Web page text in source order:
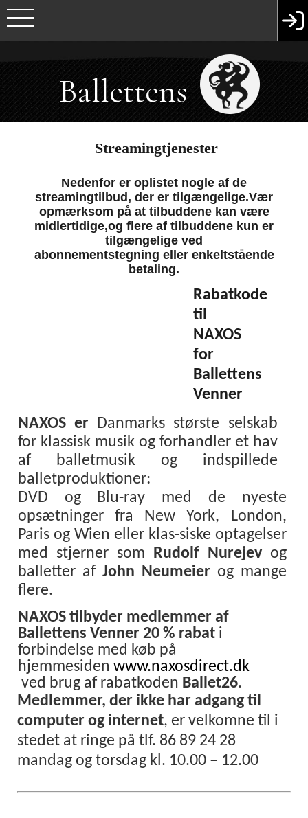
Ballettens
Venner
Streamingtjenester
Nedenfor er oplistet nogle af de
streamingtilbud, der er tilgængelige.Vær
opmærksom på at tilbuddene kan være
midlertidige,og flere af tilbuddene kun er
tilgængelige ved
abonnementstegning eller enkeltstående
betaling.
Rabatkode
til
NAXOS
for
Ballettens
Venner
NAXOS er Danmarks største selskab
for klassisk musik og forhandler et hav
af balletmusik og indspillede
balletproduktioner:
DVD og Blu-ray med de nyeste
opsætninger fra New York, London,
Paris og Wien eller klas-siske optagelser
med stjerner som Rudolf Nurejev og
balletter af John Neumeier og mange
flere.
NAXOS tilbyder medlemmer af
Ballettens Venner 20 % rabat i
forbindelse med køb på
hjemmesiden www.naxosdirect.dk
ved brug af rabatkoden Ballet26.
Medlemmer, der ikke har adgang til
computer og internet, er velkomne til i
stedet at ringe på tlf. 86 89 24 28
mandag og torsdag kl. 10.00 – 12.00